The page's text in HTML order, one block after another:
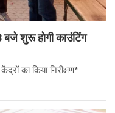
बजे शुरू होगी काउंटिंग
का किया निरीक्षण*